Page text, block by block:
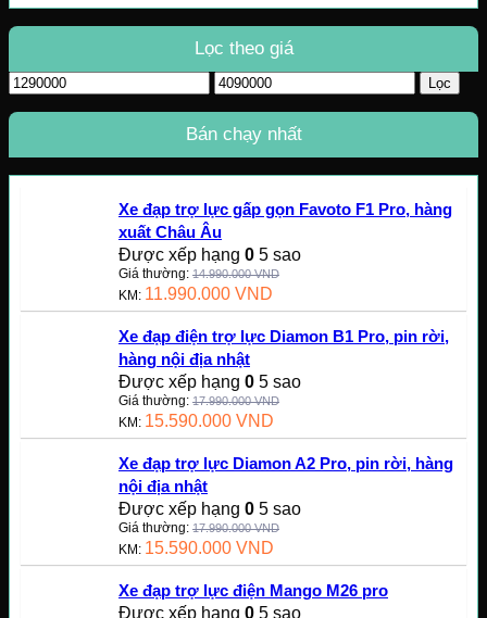
Lọc theo giá
Giá
tối
thiểu
Giá
tối
Lọc
Bán chạy nhất
Xe đạp trợ lực gấp gọn Favoto F1 Pro, hàng
xuất Châu Âu
Được xếp hạng 0 5 sao
Giá thường: 14.990.000VND
KM: 11.990.000 VND
Xe đạp điện trợ lực Diamon B1 Pro, pin rời,
hàng nội địa nhật
Được xếp hạng 0 5 sao
Giá thường: 17.990.000VND
KM: 15.590.000 VND
Xe đạp trợ lực Diamon A2 Pro, pin rời, hàng
nội địa nhật
Được xếp hạng 0 5 sao
Giá thường: 17.990.000VND
KM: 15.590.000 VND
Xe đạp trợ lực điện Mango M26 pro
Được xếp hạng 0 5 sao